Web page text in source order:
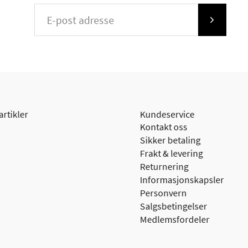
Kundeservice
Kontakt oss
Sikker betaling
Frakt & levering
Returnering
Informasjonskapsler
Personvern
Salgsbetingelser
Medlemsfordeler